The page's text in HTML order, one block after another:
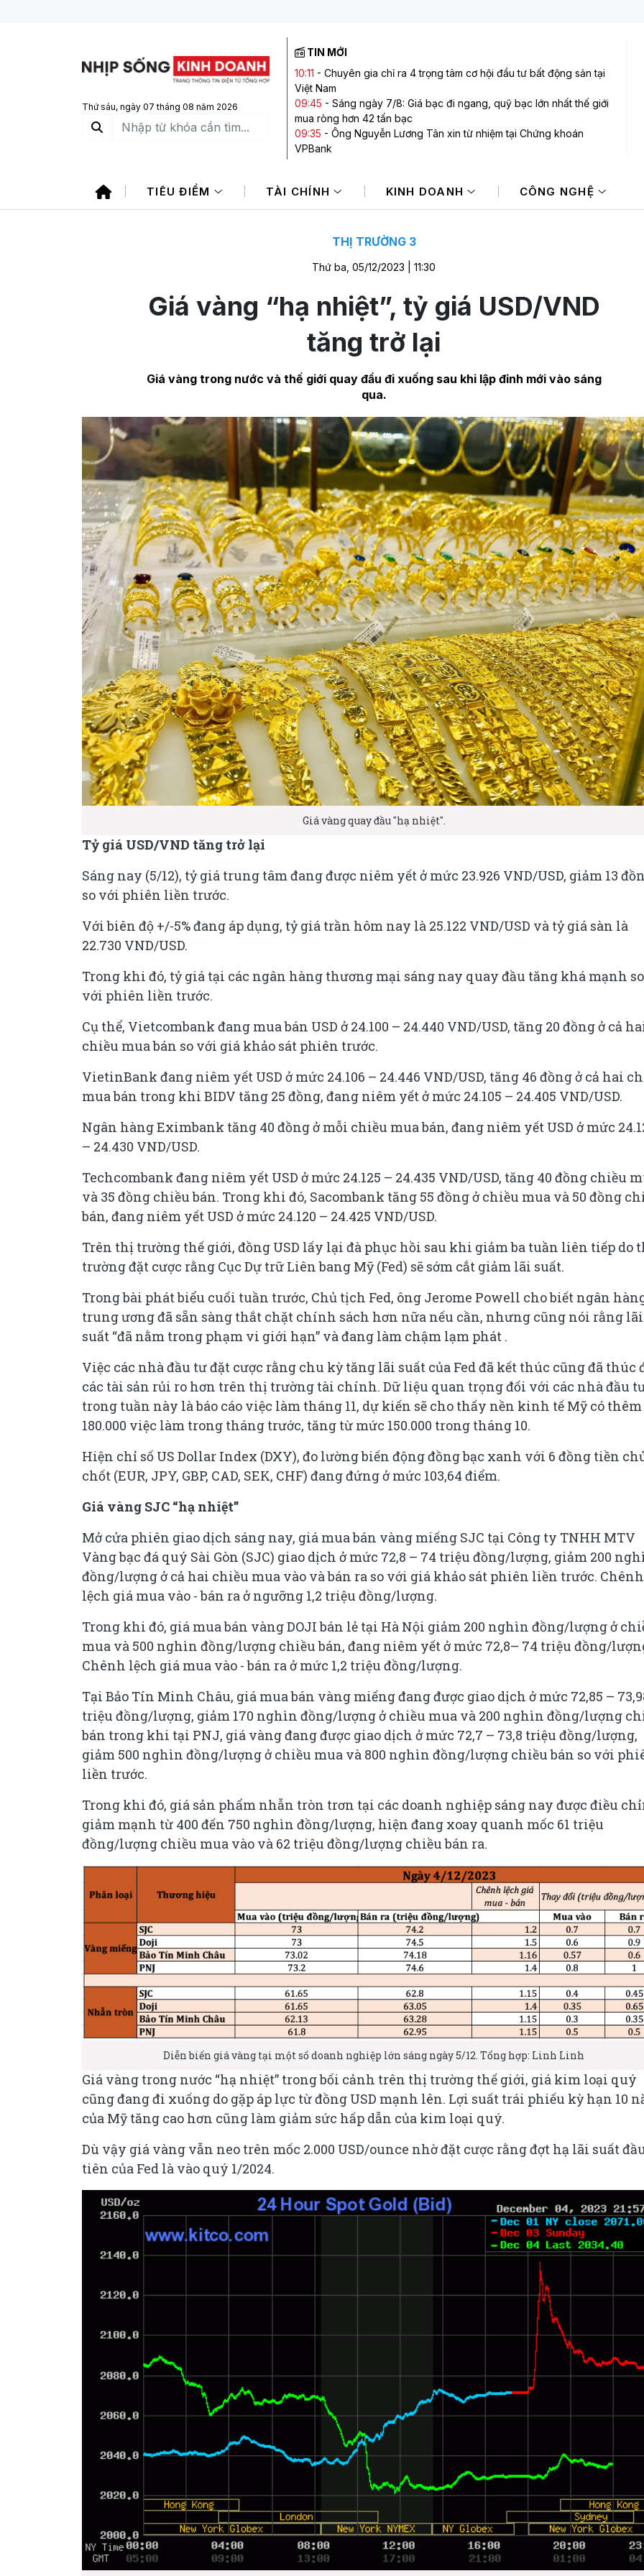
Thứ sáu, ngày 07 tháng 08 năm 2026
TIN MỚI
10:11 - Chuyên gia chỉ ra 4 trọng tâm cơ hội đầu tư bất động sản tại
Việt Nam
09:45 - Sáng ngày 7/8: Giá bạc đi ngang, quỹ bạc lớn nhất thế giới
mua ròng hơn 42 tấn bạc
09:35 - Ông Nguyễn Lương Tân xin từ nhiệm tại Chứng khoán
VPBank
09:29- Giá vàng biến động khó lường, giảm 1 triệu đồng/lượng
08:44-Tài khoản chứng khoán mở mới giảm mạnh
TIÊU ĐIỂM TÀI CHÍNH KINH DOANH CÔNG NGHỆ
THỊ TRƯỜNG 3
Thứ ba, 05/12/2023 | 11:30
Giá vàng “hạ nhiệt”, tỷ giá USD/VND
tăng trở lại
Giá vàng trong nước và thế giới quay đầu đi xuống sau khi lập đỉnh mới vào sáng
qua.
Giá vàng quay đầu "hạ nhiệt".
Tỷ giá USD/VND tăng trở lại
Sáng nay (5/12), tỷ giá trung tâm đang được niêm yết ở mức 23.926 VND/USD, giảm 13
so với phiên liền trước.
Với biên độ +/-5% đang áp dụng, tỷ giá trần hôm nay là 25.122 VND/USD và tỷ giá sàn là
22.730 VND/USD.
Trong khi đó, tỷ giá tại các ngân hàng thương mại sáng nay quay đầu tăng khá mạnh so
với phiên liền trước.
Cụ thể, Vietcombank đang mua bán USD ở 24.100 – 24.440 VND/USD, tăng 20 đồng ở cả
chiều mua bán so với giá khảo sát phiên trước.
VietinBank đang niêm yết USD ở mức 24.106 – 24.446 VND/USD, tăng 46 đồng ở cả hai
mua bán trong khi BIDV tăng 25 đồng, đang niêm yết ở mức 24.105 – 24.405 VND/USD.
Ngân hàng Eximbank tăng 40 đồng ở mỗi chiều mua bán, đang niêm yết USD ở mức
– 24.430 VND/USD.
Techcombank đang niêm yết USD ở mức 24.125 – 24.435 VND/USD, tăng 40 đồng chiều
và 35 đồng chiều bán. Trong khi đó, Sacombank tăng 55 đồng ở chiều mua và 50 đồng
bán, đang niêm yết USD ở mức 24.120 – 24.425 VND/USD.
Trên thị trường thế giới, đồng USD lấy lại đà phục hồi sau khi giảm ba tuần liên tiếp do
trường đặt cược rằng Cục Dự trữ Liên bang Mỹ (Fed) sẽ sớm cắt giảm lãi suất.
Trong bài phát biểu cuối tuần trước, Chủ tịch Fed, ông Jerome Powell cho biết ngân
trung ương đã sẵn sàng thắt chặt chính sách hơn nữa nếu cần, nhưng cũng nói rằng lãi
suất “đã nằm trong phạm vi giới hạn” và đang làm chậm lạm phát .
Việc các nhà đầu tư đặt cược rằng chu kỳ tăng lãi suất của Fed đã kết thúc cũng đã thúc
các tài sản rủi ro hơn trên thị trường tài chính. Dữ liệu quan trọng đối với các nhà đầu
trong tuần này là báo cáo việc làm tháng 11, dự kiến sẽ cho thấy nền kinh tế Mỹ có thêm
180.000 việc làm trong tháng trước, tăng từ mức 150.000 trong tháng 10.
Hiện chỉ số US Dollar Index (DXY), đo lường biến động đồng bạc xanh với 6 đồng tiền
chốt (EUR, JPY, GBP, CAD, SEK, CHF) đang đứng ở mức 103,64 điểm.
Giá vàng SJC “hạ nhiệt”
Mở cửa phiên giao dịch sáng nay, giá mua bán vàng miếng SJC tại Công ty TNHH MTV
Vàng bạc đá quý Sài Gòn (SJC) giao dịch ở mức 72,8 – 74 triệu đồng/lượng, giảm 200
đồng/lượng ở cả hai chiều mua vào và bán ra so với giá khảo sát phiên liền trước. Chênh
lệch giá mua vào - bán ra ở ngưỡng 1,2 triệu đồng/lượng.
Trong khi đó, giá mua bán vàng DOJI bán lẻ tại Hà Nội giảm 200 nghìn đồng/lượng ở
mua và 500 nghìn đồng/lượng chiều bán, đang niêm yết ở mức 72,8– 74 triệu đồng/
Chênh lệch giá mua vào - bán ra ở mức 1,2 triệu đồng/lượng.
Tại Bảo Tín Minh Châu, giá mua bán vàng miếng đang được giao dịch ở mức 72,85 –
triệu đồng/lượng, giảm 170 nghìn đồng/lượng ở chiều mua và 200 nghìn đồng/lượng
bán trong khi tại PNJ, giá vàng đang được giao dịch ở mức 72,7 – 73,8 triệu đồng/lượng,
giảm 500 nghìn đồng/lượng ở chiều mua và 800 nghìn đồng/lượng chiều bán so với
liền trước.
Trong khi đó, giá sản phẩm nhẫn tròn trơn tại các doanh nghiệp sáng nay được điều
giảm mạnh từ 400 đến 750 nghìn đồng/lượng, hiện đang xoay quanh mốc 61 triệu
đồng/lượng chiều mua vào và 62 triệu đồng/lượng chiều bán ra.
Diễn biến giá vàng tại một số doanh nghiệp lớn sáng ngày 5/12. Tổng hợp: Linh Linh
Giá vàng trong nước “hạ nhiệt” trong bối cảnh trên thị trường thế giới, giá kim loại quý
cũng đang đi xuống do gặp áp lực từ đồng USD mạnh lên. Lợi suất trái phiếu kỳ hạn 10
của Mỹ tăng cao hơn cũng làm giảm sức hấp dẫn của kim loại quý.
Dù vậy giá vàng vẫn neo trên mốc 2.000 USD/ounce nhờ đặt cược rằng đợt hạ lãi suất
tiên của Fed là vào quý 1/2024.